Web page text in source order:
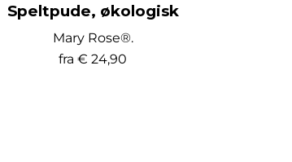
Speltpude, økologisk
Mary Rose®.
fra€ 24,90